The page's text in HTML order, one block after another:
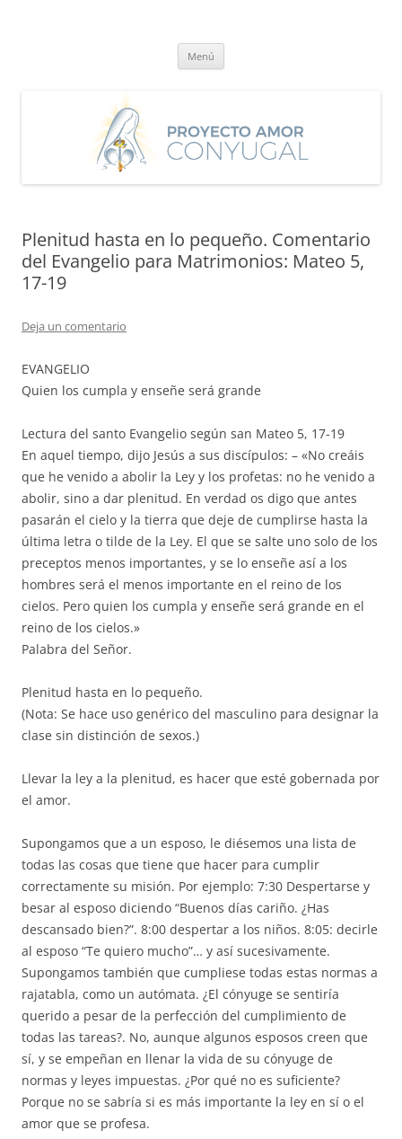
Menú
Plenitud hasta en lo pequeño. Comentario
del Evangelio para Matrimonios: Mateo 5,
17-19
Deja un comentario
EVANGELIO
Quien los cumpla y enseñe será grande
Lectura del santo Evangelio según san Mateo 5, 17-19
En aquel tiempo, dijo Jesús a sus discípulos: – «No creáis
que he venido a abolir la Ley y los profetas: no he venido a
abolir, sino a dar plenitud. En verdad os digo que antes
pasarán el cielo y la tierra que deje de cumplirse hasta la
última letra o tilde de la Ley. El que se salte uno solo de los
preceptos menos importantes, y se lo enseñe así a los
hombres será el menos importante en el reino de los
cielos. Pero quien los cumpla y enseñe será grande en el
reino de los cielos.»
Palabra del Señor.
Plenitud hasta en lo pequeño.
(Nota: Se hace uso genérico del masculino para designar la
clase sin distinción de sexos.)
Llevar la ley a la plenitud, es hacer que esté gobernada por
el amor.
Supongamos que a un esposo, le diésemos una lista de
todas las cosas que tiene que hacer para cumplir
correctamente su misión. Por ejemplo: 7:30 Despertarse y
besar al esposo diciendo “Buenos días cariño. ¿Has
descansado bien?”. 8:00 despertar a los niños. 8:05: decirle
al esposo “Te quiero mucho”… y así sucesivamente.
Supongamos también que cumpliese todas estas normas a
rajatabla, como un autómata. ¿El cónyuge se sentiría
querido a pesar de la perfección del cumplimiento de
todas las tareas?. No, aunque algunos esposos creen que
sí, y se empeñan en llenar la vida de su cónyuge de
normas y leyes impuestas. ¿Por qué no es suficiente?
Porque no se sabría si es más importante la ley en sí o el
amor que se profesa.